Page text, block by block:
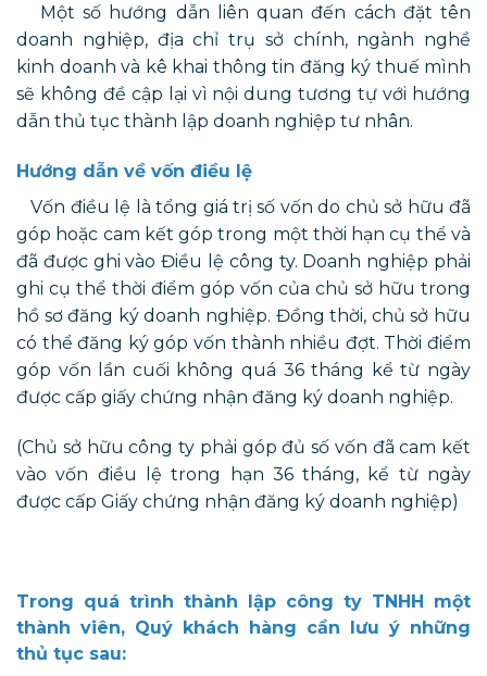
Một số hướng dẫn liên quan đến cách đặt tên
doanh nghiệp, địa chỉ trụ sở chính, ngành nghề
kinh doanh và kê khai thông tin đăng ký thuế mình
sẽ không đề cập lại vì nội dung tương tự với hướng
dẫn thủ tục thành lập doanh nghiệp tư nhân.
Hướng dẫn về vốn điều lệ
Vốn điều lệ là tổng giá trị số vốn do chủ sở hữu đã
góp hoặc cam kết góp trong một thời hạn cụ thể và
đã được ghi vào Điều lệ công ty. Doanh nghiệp phải
ghi cụ thể thời điểm góp vốn của chủ sở hữu trong
hồ sơ đăng ký doanh nghiệp. Đồng thời, chủ sở hữu
có thể đăng ký góp vốn thành nhiều đợt. Thời điểm
góp vốn lần cuối không quá 36 tháng kể từ ngày
được cấp giấy chứng nhận đăng ký doanh nghiệp.
(Chủ sở hữu công ty phải góp đủ số vốn đã cam kết
vào vốn điều lệ trong hạn 36 tháng, kể từ ngày
được cấp Giấy chứng nhận đăng ký doanh nghiệp)
Trong quá trình thành lập công ty TNHH một
thành viên, Quý khách hàng cần lưu ý những
thủ tục sau: